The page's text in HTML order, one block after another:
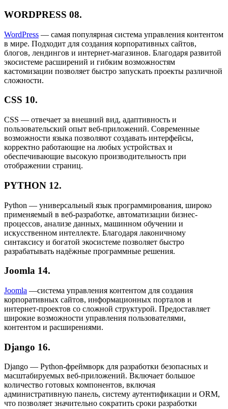
WORDPRESS 08.
WordPress — самая популярная система управления контентом
в мире. Подходит для создания корпоративных сайтов,
блогов, лендингов и интернет-магазинов. Благодаря развитой
экосистеме расширений и гибким возможностям
кастомизации позволяет быстро запускать проекты различной
сложности.
CSS 10.
CSS — отвечает за внешний вид, адаптивность и
пользовательский опыт веб-приложений. Современные
возможности языка позволяют создавать интерфейсы,
корректно работающие на любых устройствах и
обеспечивающие высокую производительность при
отображении страниц.
PYTHON 12.
Python — универсальный язык программирования, широко
применяемый в веб-разработке, автоматизации бизнес-
процессов, анализе данных, машинном обучении и
искусственном интеллекте. Благодаря лаконичному
синтаксису и богатой экосистеме позволяет быстро
разрабатывать надёжные программные решения.
Joomla 14.
Joomla —система управления контентом для создания
корпоративных сайтов, информационных порталов и
интернет-проектов со сложной структурой. Предоставляет
широкие возможности управления пользователями,
контентом и расширениями.
Django 16.
Django — Python-фреймворк для разработки безопасных и
масштабируемых веб-приложений. Включает большое
количество готовых компонентов, включая
административную панель, систему аутентификации и ORM,
что позволяет значительно сократить сроки разработки